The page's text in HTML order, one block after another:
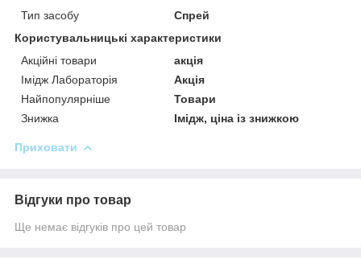
Тип засобу
Спрей
Користувальницькі характеристики
Акційні товари
акція
Імідж Лабораторія
Акція
Найпопулярніше
Товари
Знижка
Імідж, ціна із знижкою
Приховати
Відгуки про товар
Ще немає відгуків про цей товар